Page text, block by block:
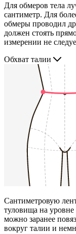
Для обмеров тела
сантиметр. Для
обмеры проводил
должен стоять
измерении не
Обхват талии
Сантиметровую
туловища на уровне
можно заранее
вокруг талии и